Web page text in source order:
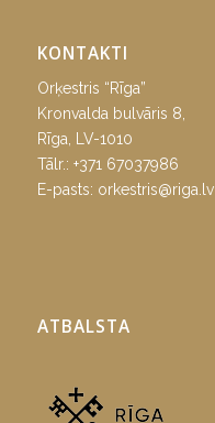
KONTAKTI
Orķestris “Rīga”
Kronvalda bulvāris 8,
Rīga, LV-1010
Tālr.: +371 67037986
E-pasts: orkestris@riga.lv
ATBALSTA